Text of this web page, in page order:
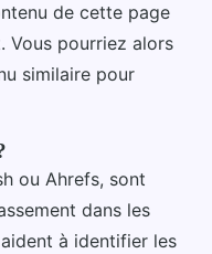
de cette page
Vous pourriez alors
similaire pour
ou Ahrefs, sont
dans les
à identifier les